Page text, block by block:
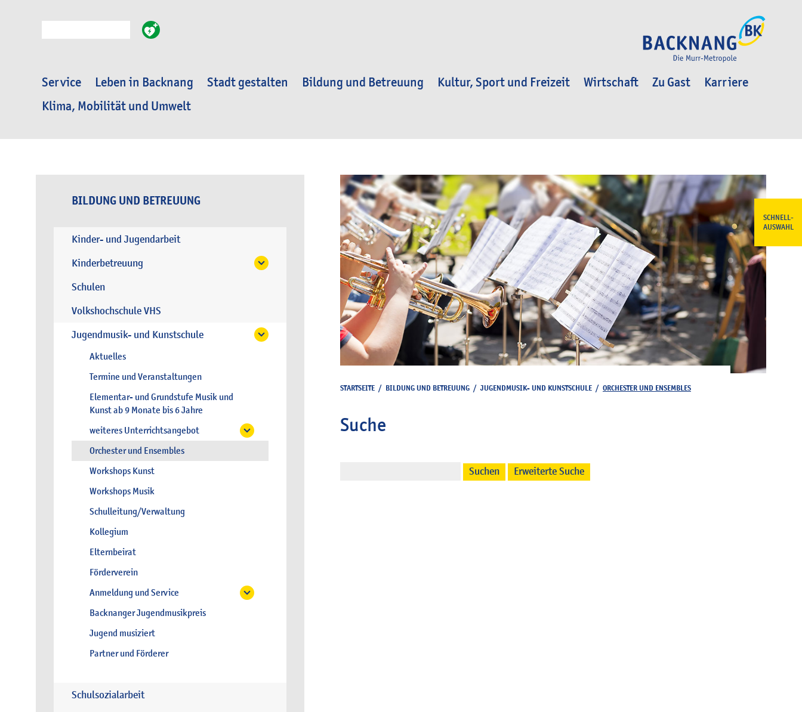
Service Leben in Backnang Stadt gestalten Bildung und Betreuung Kultur, Sport und Freizeit Wirtschaft Zu Gast
Karriere
Klima, Mobilität und Umwelt
SCHNELL-
AUSWAHL
BILDUNG UND BETREUUNG
Kinder- und Jugendarbeit
Kinderbetreuung
Schulen
Volkshochschule VHS
Jugendmusik- und Kunstschule
Aktuelles
Termine und Veranstaltungen
Elementar- und Grundstufe Musik und
Kunst ab 9 Monate bis 6 Jahre
weiteres Unterrichtsangebot
Orchester und Ensembles
Workshops Kunst
Workshops Musik
Schulleitung/Verwaltung
Kollegium
Elternbeirat
Förderverein
Anmeldung und Service
Backnanger Jugendmusikpreis
Jugend musiziert
Partner und Förderer
Schulsozialarbeit
STARTSEITE / BILDUNG UND BETREUUNG /JUGENDMUSIK- UND KUNSTSCHULE / ORCHESTER UND ENSEMBLES
Suche
Suchen Erweiterte Suche